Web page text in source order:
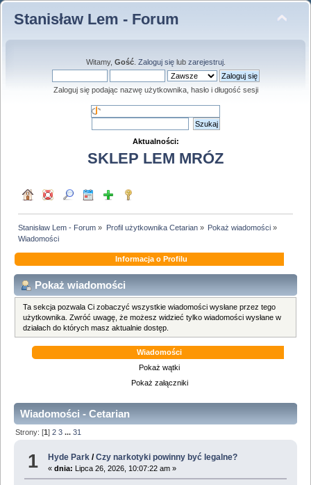
Stanisław Lem - Forum
Witamy, Gość. Zaloguj sięlub zarejestruj.
Zaloguj się podając nazwę użytkownika, hasło i długość sesji
Aktualności:
SKLEP LEM MRÓZ
Stanisław Lem - Forum » Profil użytkownika Cetarian» Pokaż wiadomości»
Wiadomości
Informacja o Profilu
Pokaż wiadomości
Ta sekcja pozwala Ci zobaczyć wszystkie wiadomości wysłane przez tego
użytkownika. Zwróć uwagę, że możesz widzieć tylko wiadomości wysłane w
działach do których masz aktualnie dostęp.
Wiadomości
Pokaż wątki
Pokaż załączniki
Wiadomości - Cetarian
Strony: [1]2 3 ...31
1 Hyde Park /Czy narkotyki powinny być legalne?
«dnia: Lipca 26, 2026, 10:07:22 am »